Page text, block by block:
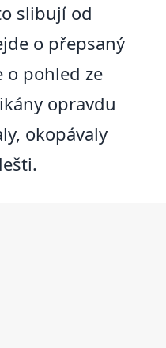
slibují od
o přepsaný
o pohled ze
opravdu
okopávaly